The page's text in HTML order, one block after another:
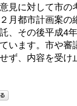
見に対して市の
月都市計画案の
、その後平成4
います。市や
ず、内容を受け